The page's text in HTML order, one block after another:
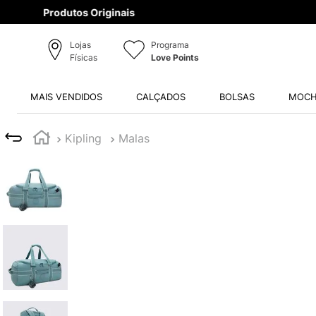
Lojas
Físicas
Programa
Love Points
MAIS VENDIDOS CALÇADOS BOLSAS
Kipling Malas